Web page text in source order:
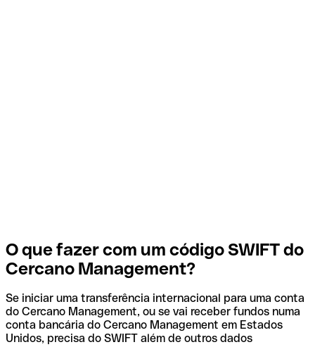
O que fazer com um código SWIFT do
Cercano Management?
Se iniciar uma transferência internacional para uma conta
do Cercano Management, ou se vai receber fundos numa
conta bancária do Cercano Management em Estados
Unidos, precisa do SWIFT além de outros dados